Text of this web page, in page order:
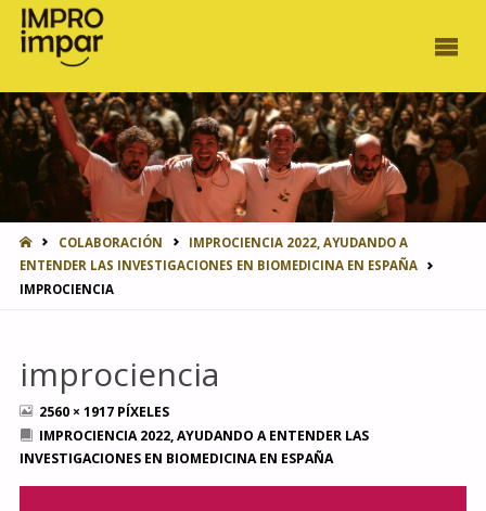
INICIOCOLABORACIÓN
IMPROCIENCIA 2022, AYUDANDO A
ENTENDER LAS INVESTIGACIONES EN BIOMEDICINA EN ESPAÑA
IMPROCIENCIA
improciencia
TAMAÑO
COMPLETO
2560 × 1917 PÍXELES
IMPROCIENCIA 2022, AYUDANDO A ENTENDER LAS
INVESTIGACIONES EN BIOMEDICINA EN ESPAÑA